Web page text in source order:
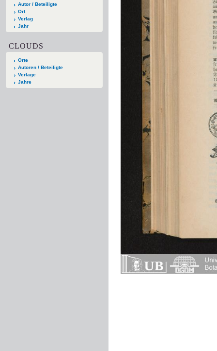
Autor / Beteiligte
Ort
Verlag
Jahr
CLOUDS
Orte
Autoren / Beteiligte
Verlage
Jahre